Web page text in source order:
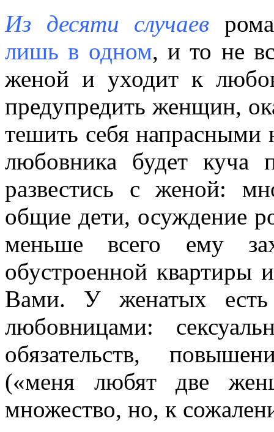
Из десяти случаев
лишь в одном, и то не
женой и уходит к
предупредить женщин,
тешить себя
любовника будет
развестись с женой:
общие дети, осуждение
меньше всего ему
обустроенной квартиры
Вами. У женатых
любовницами:
обязательств,
(«меня любят две
множество, но, к